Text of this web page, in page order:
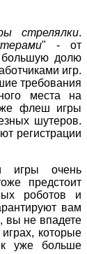
стрелялки.
" - от
большую долю
игр.
требования
места на
флеш игры
шутеров.
регистрации
игры очень
предстоит
роботов и
вам
вы не впадете
которые
уже больше